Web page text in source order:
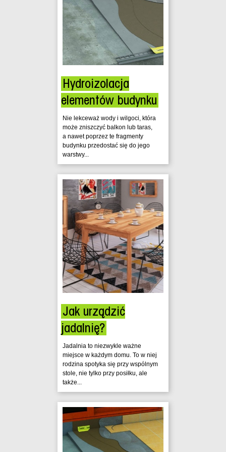
Hydroizolacja
elementów budynku
Nie lekceważ wody i wilgoci, która
może zniszczyć balkon lub taras,
a nawet poprzez te fragmenty
budynku przedostać się do jego
warstwy...
Jak urządzić
jadalnię?
Jadalnia to niezwykle ważne
miejsce w każdym domu. To w niej
rodzina spotyka się przy wspólnym
stole, nie tylko przy posiłku, ale
także...